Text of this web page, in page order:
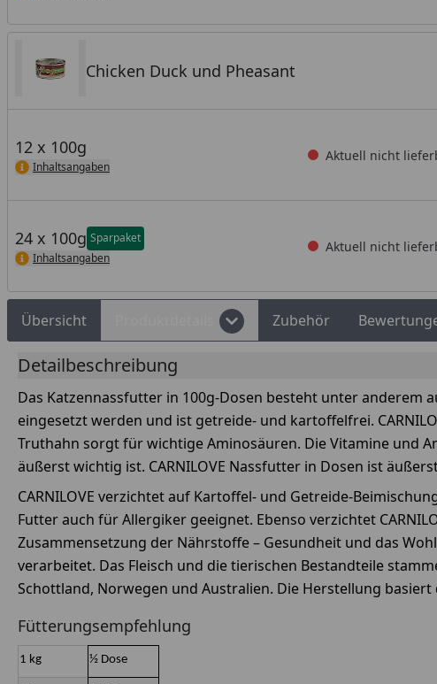
Chicken Duck und Pheasant
12 x 100g
Inhaltsangaben
Aktuell nicht
24 x 100g Sparpaket
Inhaltsangaben
Aktuell nicht
Übersicht Zubehör
Detailbeschreibung
Das Katzennassfutter in 100g-Dosen besteht unter anderem
eingesetzt werden und ist getreide- und kartoffelfrei.
Truthahn sorgt für wichtige Aminosäuren. Die Vitamine und
äußerst wichtig ist. CARNILOVE Nassfutter in Dosen ist
CARNILOVE verzichtet auf Kartoffel- und Getreide-
Futter auch für Allergiker geeignet. Ebenso verzichtet
Zusammensetzung der Nährstoffe – Gesundheit und das
verarbeitet. Das Fleisch und die tierischen Bestandteile
Schottland, Norwegen und Australien. Die Herstellung
Fütterungsempfehlung
1 kg ½ Dose